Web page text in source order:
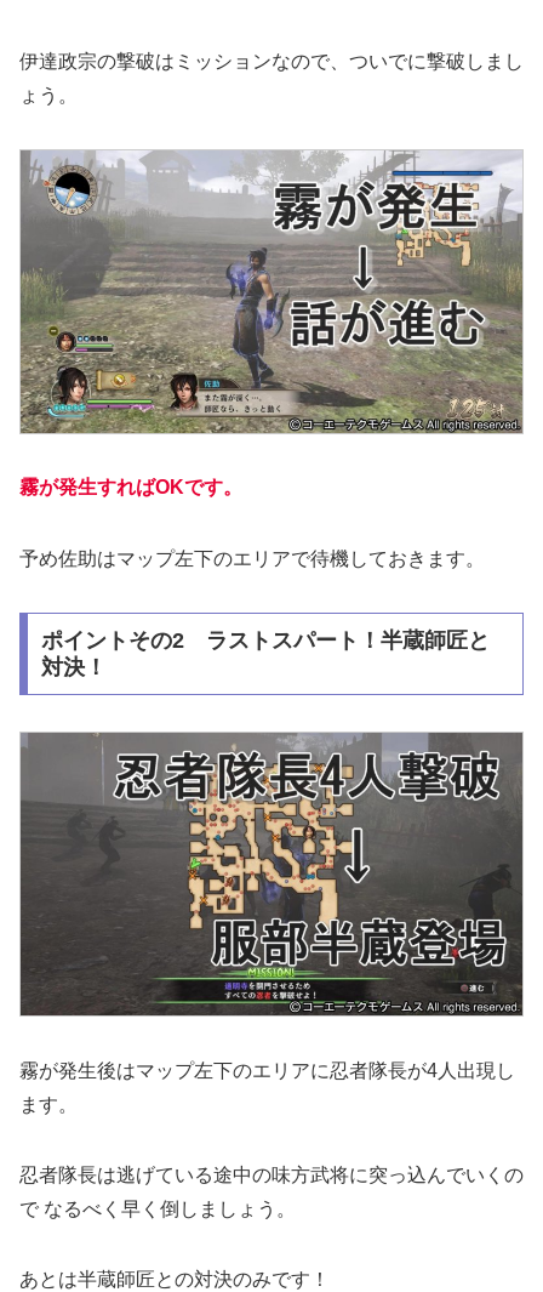
伊達政宗の撃破はミッションなので、ついでに撃破しまし
ょう。
霧が発生すればOKです。
予め佐助はマップ左下のエリアで待機しておきます。
ポイントその2 ラストスパート！半蔵師匠と
対決！
霧が発生後はマップ左下のエリアに忍者隊長が4人出現し
ます。
忍者隊長は逃げている途中の味方武将に突っ込んでいくの
で なるべく早く倒しましょう。
あとは半蔵師匠との対決のみです！